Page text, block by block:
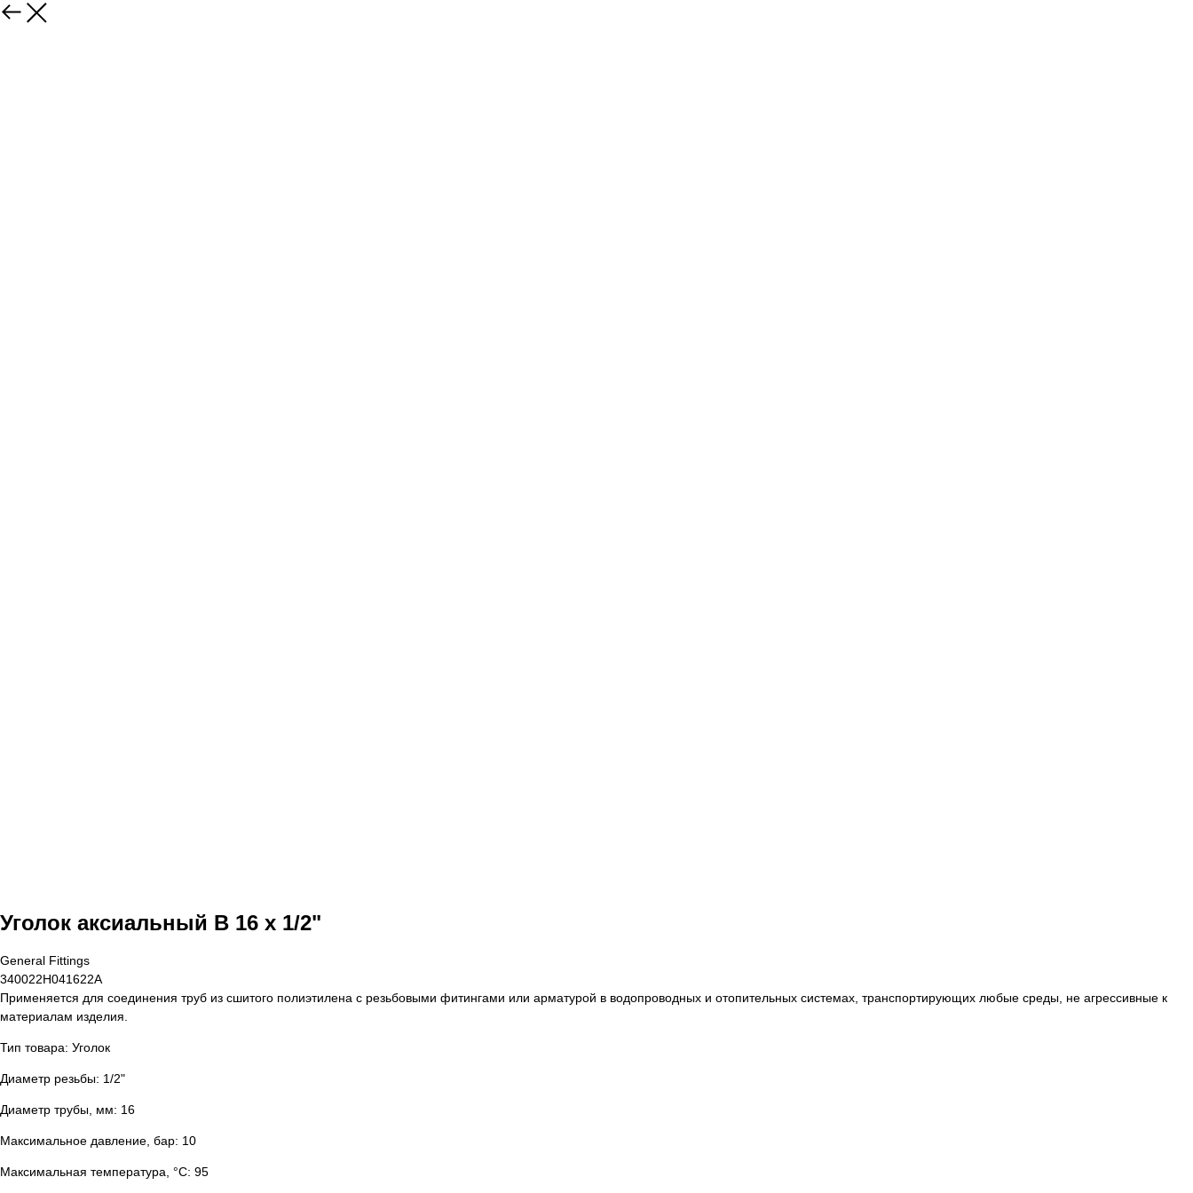
Уголок аксиальный В 16 x 1/2"
General Fittings
340022H041622A
Применяется для соединения труб из сшитого полиэтилена с резьбовыми фитингами или арматурой в водопроводных и отопительных системах, транспортирующих любые среды, не агрессивные к
материалам изделия.
Тип товара: Уголок
Диаметр резьбы: 1/2"
Диаметр трубы, мм: 16
Максимальное давление, бар: 10
Максимальная температура, °С: 95